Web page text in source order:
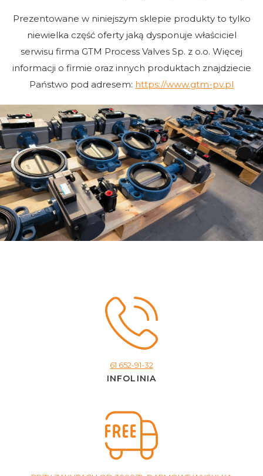
Prezentowane w niniejszym sklepie produkty to tylko
niewielka część oferty jaką dysponuje właściciel
serwisu firma GTM Process Valves Sp. z o.o. Więcej
informacji o firmie oraz innych produktach znajdziecie
Państwo pod adresem: https://www.gtm-pv.pl
61 652-91-32
INFOLINIA